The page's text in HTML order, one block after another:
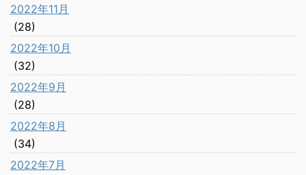
2022年11月
(28)
2022年10月
(32)
2022年9月
(28)
2022年8月
(34)
2022年7月